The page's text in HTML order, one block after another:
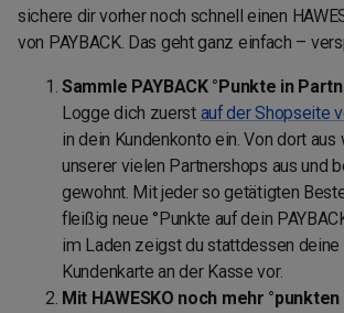
sichere dir vorher noch schnell einen
von PAYBACK. Das geht ganz einfach –
Sammle PAYBACK °Punkte in
Logge dich zuerst auf der Shopseite
in dein Kundenkonto ein. Von dort aus
unserer vielen Partnershops aus und
gewohnt. Mit jeder so getätigten
fleißig neue °Punkte auf dein
im Laden zeigst du stattdessen deine
Kundenkarte an der Kasse vor.
Mit HAWESKO noch mehr °punkten